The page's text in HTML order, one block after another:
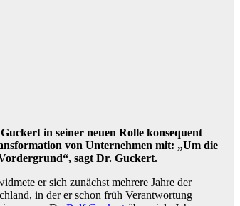
in seiner neuen Rolle konsequent
von Unternehmen mit: „Um die
sagt Dr. Guckert.
er sich zunächst mehrere Jahre der
in der er schon früh Verantwortung